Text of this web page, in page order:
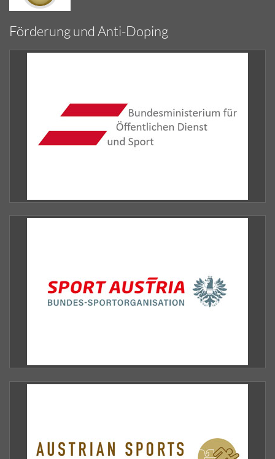
Förderung und Anti-Doping